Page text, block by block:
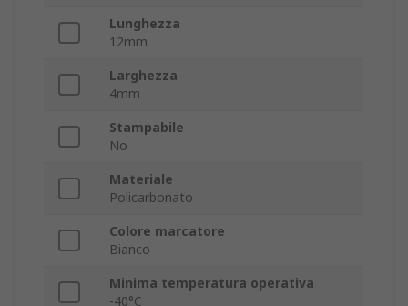
Lunghezza
12mm
Larghezza
4mm
Stampabile
No
Materiale
Policarbonato
Colore marcatore
Bianco
Minima temperatura operativa
-40°C